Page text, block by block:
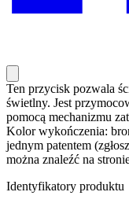
Ten przycisk pozwala
świetlny. Jest
pomocą mechanizmu
Kolor wykończenia:
jednym patentem
można znaleźć na
Identyfikatory produktu